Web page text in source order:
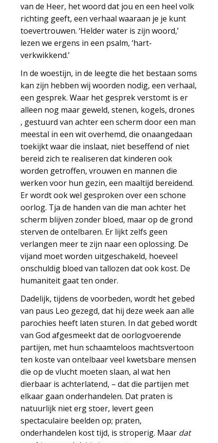
van de Heer, het woord dat jou en een heel volk
richting geeft, een verhaal waaraan je je kunt
toevertrouwen. ‘Helder water is zijn woord,’
lezen we ergens in een psalm, ‘hart-
verkwikkend.’
In de woestijn, in de leegte die het bestaan soms
kan zijn hebben wij woorden nodig, een verhaal,
een gesprek. Waar het gesprek verstomt is er
alleen nog maar geweld, stenen, kogels, drones
, gestuurd van achter een scherm door een man
meestal in een wit overhemd, die onaangedaan
toekijkt waar die inslaat, niet beseffend of niet
bereid zich te realiseren dat kinderen ook
worden getroffen, vrouwen en mannen die
werken voor hun gezin, een maaltijd bereidend.
Er wordt ook wel gesproken over een schone
oorlog. Tja de handen van die man achter het
scherm blijven zonder bloed, maar op de grond
sterven de ontelbaren. Er lijkt zelfs geen
verlangen meer te zijn naar een oplossing. De
vijand moet worden uitgeschakeld, hoeveel
onschuldig bloed van tallozen dat ook kost. De
humaniteit gaat ten onder.
Dadelijk, tijdens de voorbeden, wordt het gebed
van paus Leo gezegd, dat hij deze week aan alle
parochies heeft laten sturen. In dat gebed wordt
van God afgesmeekt dat de oorlogvoerende
partijen, met hun schaamteloos machtsvertoon
ten koste van ontelbaar veel kwetsbare mensen
die op de vlucht moeten slaan, al wat hen
dierbaar is achterlatend, – dat die partijen met
elkaar gaan onderhandelen. Dat praten is
natuurlijk niet erg stoer, levert geen
spectaculaire beelden op; praten,
onderhandelen kost tijd, is stroperig. Maar dat